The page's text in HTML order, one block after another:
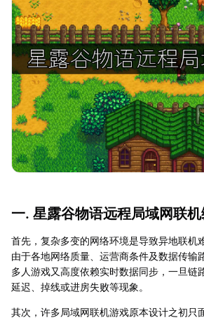
一. 星露谷物语远程局域网联
首先，复杂多变的网络环境是导致异地联机
由于各地网络质量、运营商条件及数据传输
多人游戏又高度依赖实时数据同步，一旦链
延迟、掉线或进房失败等现象。
其次，许多局域网联机游戏原本设计之初只